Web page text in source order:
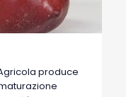
produce